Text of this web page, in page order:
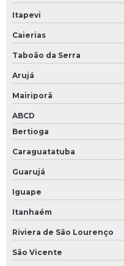
Itapevi
Caierias
Taboão da Serra
Arujá
Mairiporã
ABCD
Bertioga
Caraguatatuba
Guarujá
Iguape
Itanhaém
Riviera de São Lourenço
São Vicente